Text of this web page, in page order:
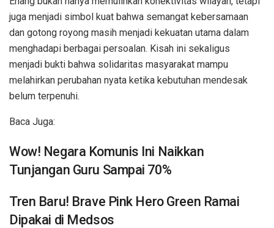
juga menjadi simbol kuat bahwa semangat kebersamaan
dan gotong royong masih menjadi kekuatan utama dalam
menghadapi berbagai persoalan. Kisah ini sekaligus
menjadi bukti bahwa solidaritas masyarakat mampu
melahirkan perubahan nyata ketika kebutuhan mendesak
belum terpenuhi.
Baca Juga:
Wow! Negara Komunis Ini Naikkan
Tunjangan Guru Sampai 70%
Tren Baru! Brave Pink Hero Green Ramai
Dipakai di Medsos